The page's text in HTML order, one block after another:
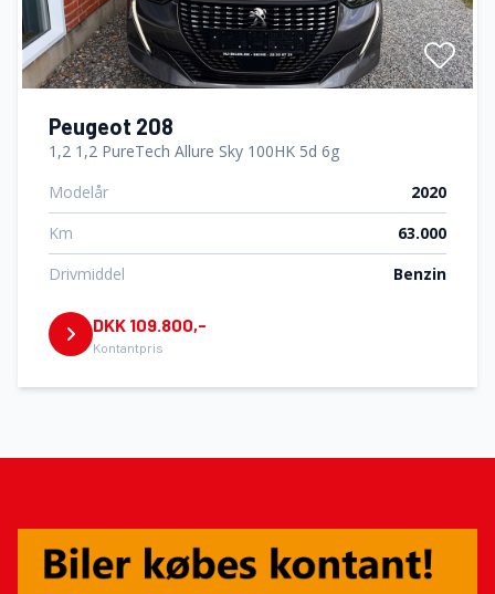
Peugeot 208
1,2 1,2 PureTech Allure Sky 100HK 5d 6g
Modelår
2020
Km
63.000
Drivmiddel
Benzin
DKK 109.800,-
Kontantpris